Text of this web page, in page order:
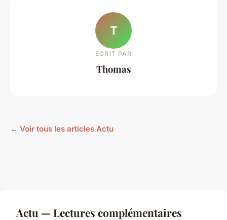
T
ECRIT PAR
Thomas
← Voir tous les articles Actu
Actu — Lectures complémentaires